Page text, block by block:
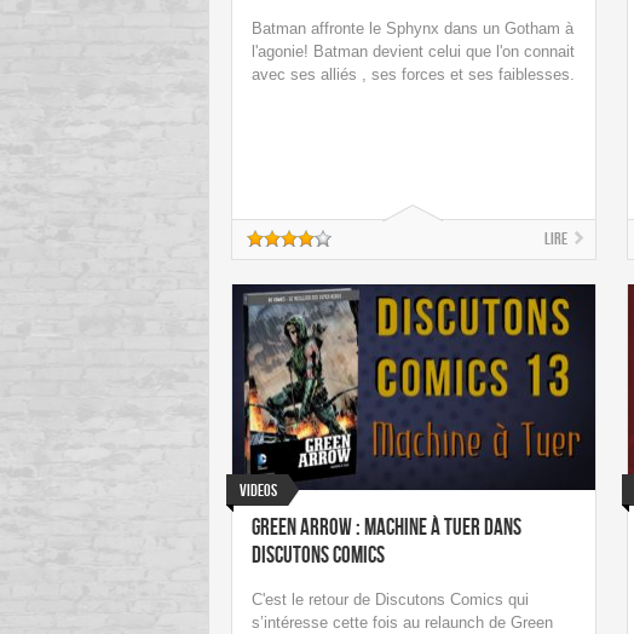
Batman affronte le Sphynx dans un Gotham à
l'agonie! Batman devient celui que l'on connait
avec ses alliés , ses forces et ses faiblesses.
Lire
Videos
Green Arrow : Machine à tuer dans
Discutons Comics
C'est le retour de Discutons Comics qui
s’intéresse cette fois au relaunch de Green